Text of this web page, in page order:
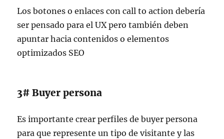
Los botones o enlaces con call to action debería
ser pensado para el UX pero también deben
apuntar hacia contenidos o elementos
optimizados SEO
3# Buyer persona
Es importante crear perfiles de buyer persona
para que represente un tipo de visitante y las